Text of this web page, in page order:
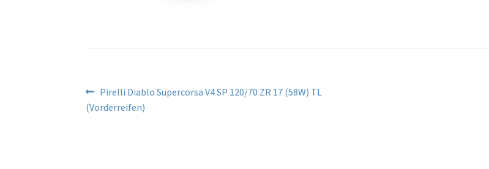
Beitragsnavigation
Vorheriger
Beitrag:
Pirelli Diablo Supercorsa V4 SP 120/70 ZR 17 (58W) TL
(Vorderreifen)